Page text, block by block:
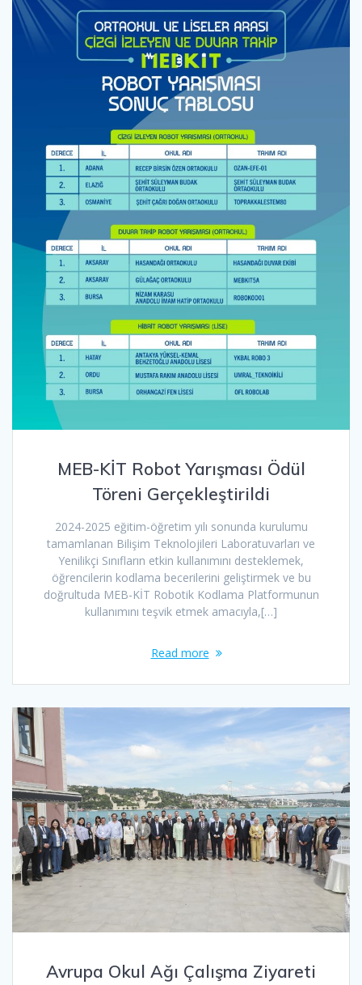
MEB-KİT Robot Yarışması Ödül
Töreni Gerçekleştirildi
2024-2025 eğitim-öğretim yılı sonunda kurulumu
tamamlanan Bilişim Teknolojileri Laboratuvarları ve
Yenilikçi Sınıfların etkin kullanımını desteklemek,
öğrencilerin kodlama becerilerini geliştirmek ve bu
doğrultuda MEB-KİT Robotik Kodlama Platformunun
kullanımını teşvik etmek amacıyla,[…]
Read more
Avrupa Okul Ağı Çalışma Ziyareti